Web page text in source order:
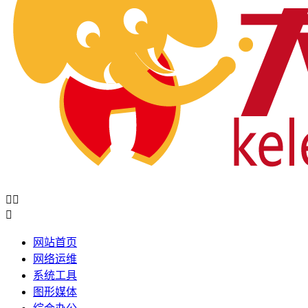
 

网站首页
网络运维
系统工具
图形媒体